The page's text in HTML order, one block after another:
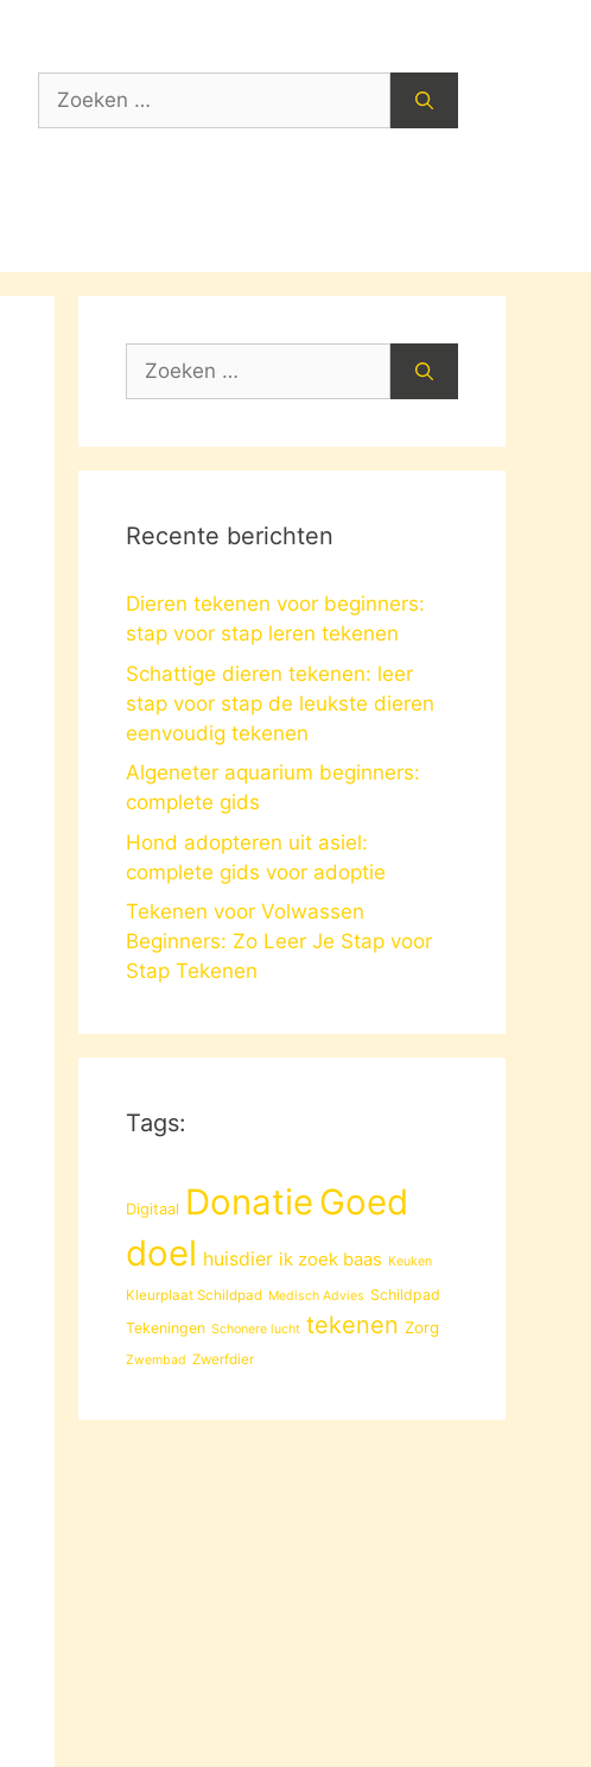
Zoek
Zoek
Recente berichten
Dieren tekenen voor beginners:
stap voor stap leren tekenen
Schattige dieren tekenen: leer
stap voor stap de leukste dieren
eenvoudig tekenen
Algeneter aquarium beginners:
complete gids
Hond adopteren uit asiel:
complete gids voor adoptie
Tekenen voor Volwassen
Beginners: Zo Leer Je Stap voor
Stap Tekenen
Tags:
Digitaal Donatie Goed
doel huisdier ik zoek baas Keuken
Kleurplaat Schildpad Medisch Advies Schildpad
Tekeningen Schonere lucht tekenen Zorg
Zwembad Zwerfdier